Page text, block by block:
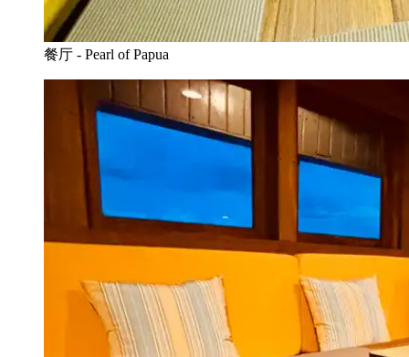
餐厅 - Pearl of Papua